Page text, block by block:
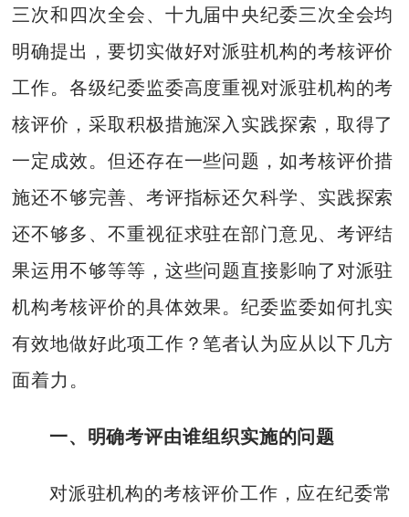
三次和四次全会、十九届中央纪委三次全会均
明确提出，要切实做好对派驻机构的考核评价
工作。各级纪委监委高度重视对派驻机构的考
核评价，采取积极措施深入实践探索，取得了
一定成效。但还存在一些问题，如考核评价措
施还不够完善、考评指标还欠科学、实践探索
还不够多、不重视征求驻在部门意见、考评结
果运用不够等等，这些问题直接影响了对派驻
机构考核评价的具体效果。纪委监委如何扎实
有效地做好此项工作？笔者认为应从以下几方
面着力。
一、明确考评由谁组织实施的问题
对派驻机构的考核评价工作，应在纪委常